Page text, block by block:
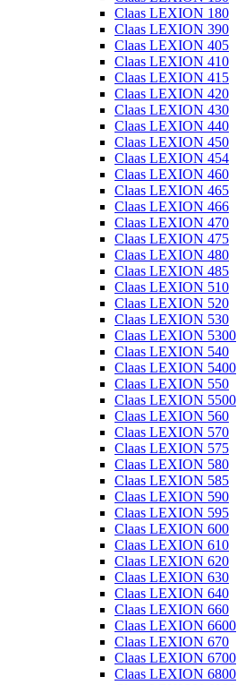
Claas LEXION 180
Claas LEXION 390
Claas LEXION 405
Claas LEXION 410
Claas LEXION 415
Claas LEXION 420
Claas LEXION 430
Claas LEXION 440
Claas LEXION 450
Claas LEXION 454
Claas LEXION 460
Claas LEXION 465
Claas LEXION 466
Claas LEXION 470
Claas LEXION 475
Claas LEXION 480
Claas LEXION 485
Claas LEXION 510
Claas LEXION 520
Claas LEXION 530
Claas LEXION 5300
Claas LEXION 540
Claas LEXION 5400
Claas LEXION 550
Claas LEXION 5500
Claas LEXION 560
Claas LEXION 570
Claas LEXION 575
Claas LEXION 580
Claas LEXION 585
Claas LEXION 590
Claas LEXION 595
Claas LEXION 600
Claas LEXION 610
Claas LEXION 620
Claas LEXION 630
Claas LEXION 640
Claas LEXION 660
Claas LEXION 6600
Claas LEXION 670
Claas LEXION 6700
Claas LEXION 6800